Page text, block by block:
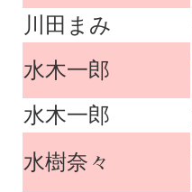
川田まみ
水木一郎
水木一郎
水樹奈々